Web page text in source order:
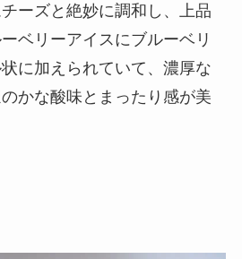
ーズと絶妙に調和し、上品
ベリーアイスにブルーベリ
に加えられていて、濃厚な
かな酸味とまったり感が美